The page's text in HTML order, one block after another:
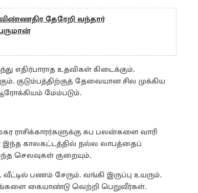
தேரேறி வந்தார்
எதிர்பாராத உதவிகள் கிடைக்கும்.
குடும்பத்திற்குத் தேவையான சில முக்கிய
மேம்படும்.
ராசிக்காரர்களுக்கு சுப பலன்களை வாரி
இந்த காலகட்டத்தில் நல்ல லாபத்தைப்
செலவுகள் குறையும்.
பணம் சேரும். வங்கி இருப்பு உயரும்.
கையாண்டு வெற்றி பெறுவீர்கள்.